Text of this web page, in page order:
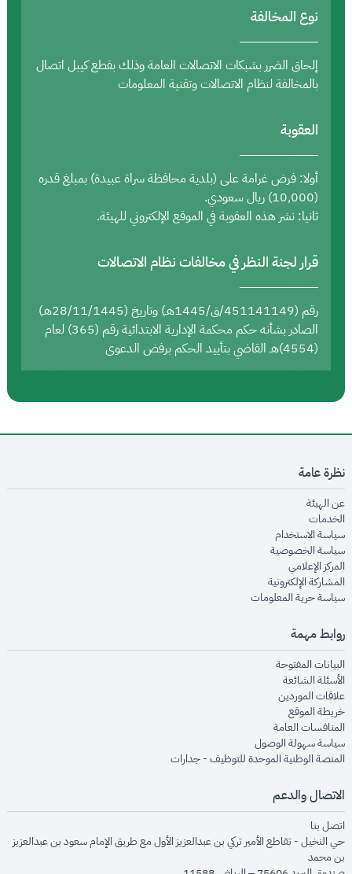
نوع المخالفة
إلحاق الضرر بشبكات الاتصالات العامة وذلك بقطع كيبل اتصال
بالمخالفة لنظام الاتصالات وتقنية المعلومات
العقوبة
أولا: فرض غرامة على (بلدية محافظة سراة عبيدة) بمبلغ قدره
(10,000) ريال سعودي.
ثانيا: نشر هذه العقوبة في الموقع الإلكتروني للهيئة.
قرار لجنة النظر في مخالفات نظام الاتصالات
رقم (451141149/ق/1445هـ) وتاريخ (28/11/1445هـ)
الصادر بشأنه حكم محكمة الإدارية الابتدائية رقم (365) لعام
(4554)هـ القاضي بتأييد الحكم برفض الدعوى
نظرة عامة
عن الهيئةopens in new window
الخدماتopens in new window
سياسة الاستخدام
سياسة الخصوصيةopens in new window
المركز الإعلاميopens in new window
المشاركة الإلكترونيةopens in new window
سياسة حرية المعلوماتopens in new window
روابط مهمة
البيانات المفتوحةopens in new window
الأسئلة الشائعةopens in new window
علاقات الموردينopens in new window
خريطة الموقعopens in new window
المنافسات العامةopens in new window
سياسة سهولة الوصولopens in new window
المنصة الوطنية الموحدة للتوظيف - جداراتopens in new window
الاتصال والدعم
اتصل بنا
حي النخيل - تقاطع الأمير تركي بن عبدالعزيز الأول مع طريق الإمام سعود بن عبدالعزيز
بن محمد